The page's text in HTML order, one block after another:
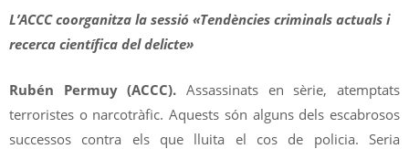
L’ACCC coorganitza la sessió «Tendències criminals actuals i
recerca científica del delicte»
Rubén Permuy (ACCC). Assassinats en sèrie, atemptats
terroristes o narcotràfic. Aquests són alguns dels escabrosos
successos contra els que lluita el cos de policia. Seria